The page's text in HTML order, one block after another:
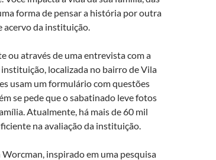
forma de pensar a história por outra
acervo da instituição.
ou através de uma entrevista com a
localizada no bairro de Vila
usam um formulário com questões
se pede que o sabatinado leve fotos
Atualmente, há mais de 60 mil
na avaliação da instituição.
inspirado em uma pesquisa